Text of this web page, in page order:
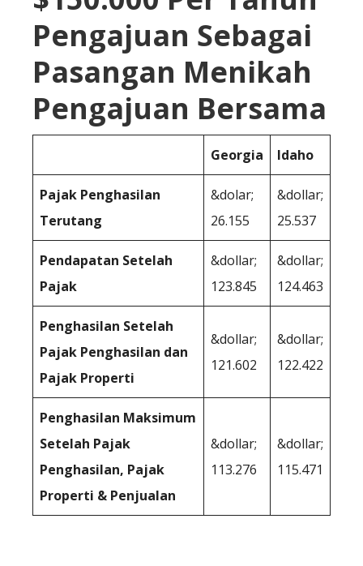
Pengajuan Sebagai
Pasangan Menikah
Pengajuan Bersama
Georgia Idaho
Pajak Penghasilan
Terutang
&dolar;
26.155
&dollar;
25.537
Pendapatan Setelah
Pajak
&dollar;
123.845
&dollar;
124.463
Penghasilan Setelah
Pajak Penghasilan dan
Pajak Properti
&dollar;
121.602
&dollar;
122.422
Penghasilan Maksimum
Setelah Pajak
Penghasilan, Pajak
Properti & Penjualan
&dollar;
113.276
&dollar;
115.471